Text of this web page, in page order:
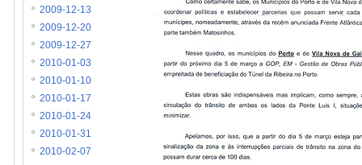
2009-12-13
2009-12-20
2009-12-27
2010-01-03
2010-01-10
2010-01-17
2010-01-24
2010-01-31
2010-02-07